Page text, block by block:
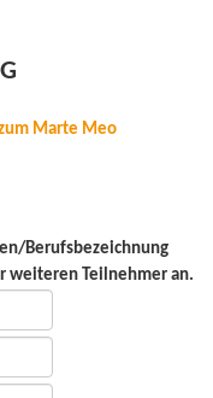
Marte Meo
Berufsbezeichnung
weiteren Teilnehmer an.